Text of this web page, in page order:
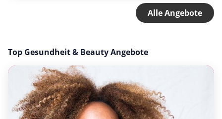
Alle Angebote
Top Gesundheit & Beauty Angebote